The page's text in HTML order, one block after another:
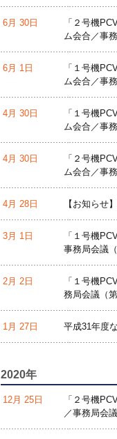
6月 30日
「２号機
ム会合／事
6月 1日
「１号機
ム会合／事
4月 30日
「１号機
ム会合／事
4月 30日
「２号機
ム会合／事
4月 28日 【お知らせ
3月 1日
「１号機
事務局会議
2月 2日
「１号機
務局会議（
1月 27日 平成31年度
2020年
12月 25日
「２号機
／事務局会